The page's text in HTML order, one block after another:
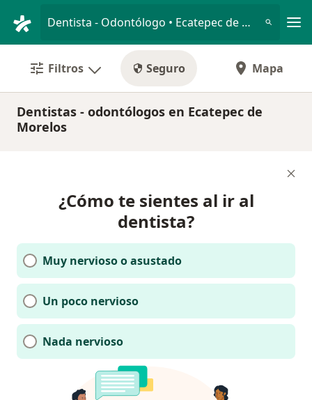
Dentista - Odontólogo • Ecatepec de Morelos, México
Filtros Seguro Mapa
Dentistas - odontólogos en Ecatepec de
Morelos
¿Cómo te sientes al ir al
dentista?
Muy nervioso o asustado
Un poco nervioso
Nada nervioso